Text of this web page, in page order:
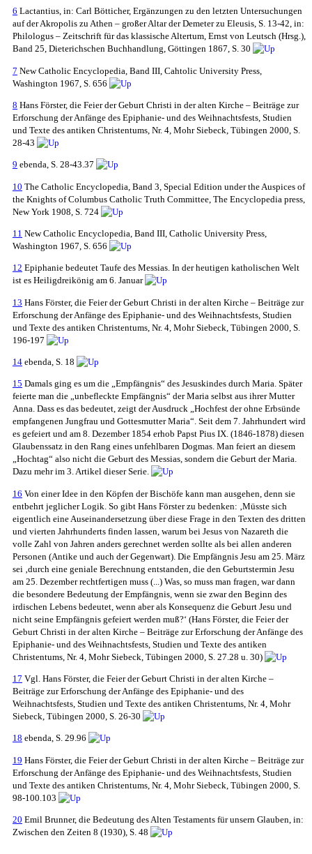
6 Lactantius, in: Carl Bötticher, Ergänzungen zu den letzten Untersuchungen
auf der Akropolis zu Athen – großer Altar der Demeter zu Eleusis, S. 13-42, in:
Philologus – Zeitschrift für das klassische Altertum, Ernst von Leutsch (Hrsg.),
Band 25, Dieterichschen Buchhandlung, Göttingen 1867, S. 30
7 New Catholic Encyclopedia, Band III, Cahtolic University Press,
Washington 1967, S. 656
8 Hans Förster, die Feier der Geburt Christi in der alten Kirche – Beiträge zur
Erforschung der Anfänge des Epiphanie- und des Weihnachtsfests, Studien
und Texte des antiken Christentums, Nr. 4, Mohr Siebeck, Tübingen 2000, S.
28-43
9 ebenda, S. 28-43.37
10 The Catholic Encyclopedia, Band 3, Special Edition under the Auspices of
the Knights of Columbus Catholic Truth Committee, The Encyclopedia press,
New York 1908, S. 724
11 New Catholic Encyclopedia, Band III, Catholic University Press,
Washington 1967, S. 656
12 Epiphanie bedeutet Taufe des Messias. In der heutigen katholischen Welt
ist es Heiligdreikönig am 6. Januar
13 Hans Förster, die Feier der Geburt Christi in der alten Kirche – Beiträge zur
Erforschung der Anfänge des Epiphanie- und des Weihnachtsfests, Studien
und Texte des antiken Christentums, Nr. 4, Mohr Siebeck, Tübingen 2000, S.
196-197
14 ebenda, S. 18
15 Damals ging es um die „Empfängnis“ des Jesuskindes durch Maria. Später
feierte man die „unbefleckte Empfängnis“ der Maria selbst aus ihrer Mutter
Anna. Dass es das bedeutet, zeigt der Ausdruck „Hochfest der ohne Erbsünde
empfangenen Jungfrau und Gottesmutter Maria“. Seit dem 7. Jahrhundert wird
es gefeiert und am 8. Dezember 1854 erhob Papst Pius IX. (1846-1878) diesen
Glaubenssatz in den Rang eines unfehlbaren Dogmas. Man feiert an diesem
„Hochtag“ also nicht die Geburt des Messias, sondern die Geburt der Maria.
Dazu mehr im 3. Artikel dieser Serie.
16 Von einer Idee in den Köpfen der Bischöfe kann man ausgehen, denn sie
entbehrt jeglicher Logik. So gibt Hans Förster zu bedenken: ‚Müsste sich
eigentlich eine Auseinandersetzung über diese Frage in den Texten des dritten
und vierten Jahrhunderts finden lassen, warum bei Jesus von Nazareth die
volle Zahl von Jahren anders gerechnet werden sollte als bei allen anderen
Personen (Antike und auch der Gegenwart). Die Empfängnis Jesu am 25. März
sei ‚durch eine geniale Berechnung entstanden, die den Geburtstermin Jesu
am 25. Dezember rechtfertigen muss (...) Was, so muss man fragen, war dann
die besondere Bedeutung der Empfängnis, wenn sie zwar den Beginn des
irdischen Lebens bedeutet, wenn aber als Konsequenz die Geburt Jesu und
nicht seine Empfängnis gefeiert werden muß?‘ (Hans Förster, die Feier der
Geburt Christi in der alten Kirche – Beiträge zur Erforschung der Anfänge des
Epiphanie- und des Weihnachtsfests, Studien und Texte des antiken
Christentums, Nr. 4, Mohr Siebeck, Tübingen 2000, S. 27.28 u. 30)
17 Vgl. Hans Förster, die Feier der Geburt Christi in der alten Kirche –
Beiträge zur Erforschung der Anfänge des Epiphanie- und des
Weihnachtsfests, Studien und Texte des antiken Christentums, Nr. 4, Mohr
Siebeck, Tübingen 2000, S. 26-30
18 ebenda, S. 29.96
19 Hans Förster, die Feier der Geburt Christi in der alten Kirche – Beiträge zur
Erforschung der Anfänge des Epiphanie- und des Weihnachtsfests, Studien
und Texte des antiken Christentums, Nr. 4, Mohr Siebeck, Tübingen 2000, S.
98-100.103
20 Emil Brunner, die Bedeutung des Alten Testaments für unsern Glauben, in:
Zwischen den Zeiten 8 (1930), S. 48